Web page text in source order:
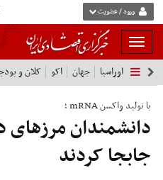
ورود / عضویت
بار
و
بسته
نمودن
فهرست
اوراسیا جهان اکو کلان و
با تولید واکسن mRNA ؛
دانشمندان مرزهای
جابجا کردند